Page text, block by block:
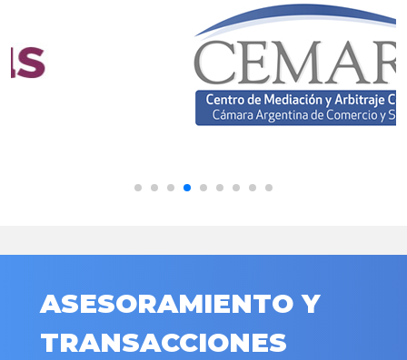
ASESORAMIENTO Y
TRANSACCIONES